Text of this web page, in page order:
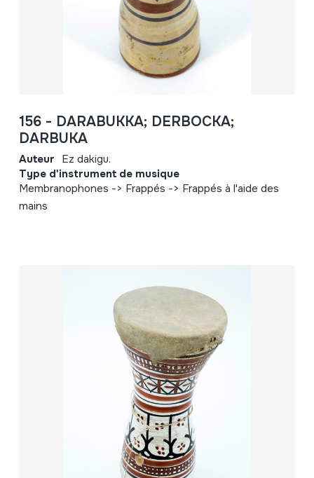
156 - DARABUKKA; DERBOCKA;
DARBUKA
Auteur Ez dakigu.
Type d'instrument de musique
Membranophones -> Frappés -> Frappés à l'aide des
mains